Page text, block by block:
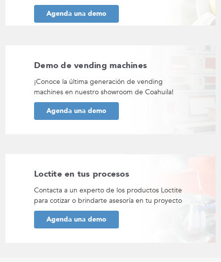
Agenda una demo
Demo de vending machines
¡Conoce la última generación de vending
machines en nuestro showroom de Coahuila!
Agenda una demo
Loctite en tus procesos
Contacta a un experto de los productos Loctite
para cotizar o brindarte asesoría en tu proyecto
Agenda una demo